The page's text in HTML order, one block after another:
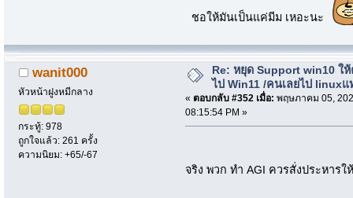
ชอให้มันเป็นแค่มีม เหอะนะ
wanit000
หัวหน้าฝูงหมีกลาง
กระทู้: 978
ถูกใจแล้ว: 261 ครั้ง
ความนิยม: +65/-67
Re: หยุด Support win10 ใ
ไป Win11 /คนเลยไป linuxแ
« ตอบกลับ #352 เมื่อ: พฤษภาคม 05,
08:15:54 PM »
จริง พวก ทำ AGI ควรสั่งประหา